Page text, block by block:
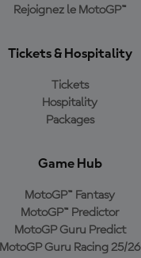
Rejoignez le MotoGP™
Tickets & Hospitality
Tickets
Hospitality
Packages
Game Hub
MotoGP™ Fantasy
MotoGP™ Predictor
MotoGP Guru Predict
MotoGP Guru Racing 25/26